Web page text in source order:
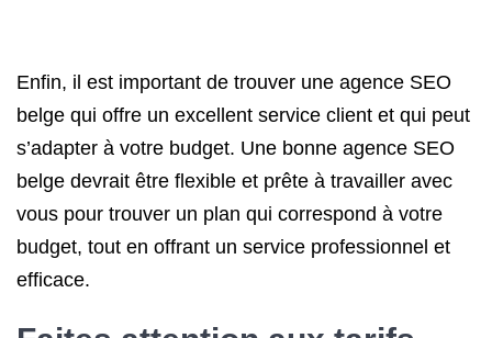
Enfin, il est important de trouver une agence SEO
belge qui offre un excellent service client et qui peut
s’adapter à votre budget. Une bonne agence SEO
belge devrait être flexible et prête à travailler avec
vous pour trouver un plan qui correspond à votre
budget, tout en offrant un service professionnel et
efficace.